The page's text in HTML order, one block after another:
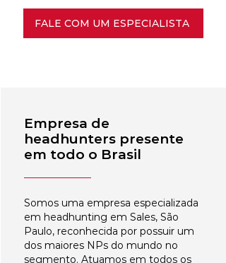
FALE COM UM ESPECIALISTA
Empresa de
headhunters presente
em todo o Brasil
Somos uma empresa especializada
em headhunting em Sales, São
Paulo, reconhecida por possuir um
dos maiores NPs do mundo no
segmento. Atuamos em todos os